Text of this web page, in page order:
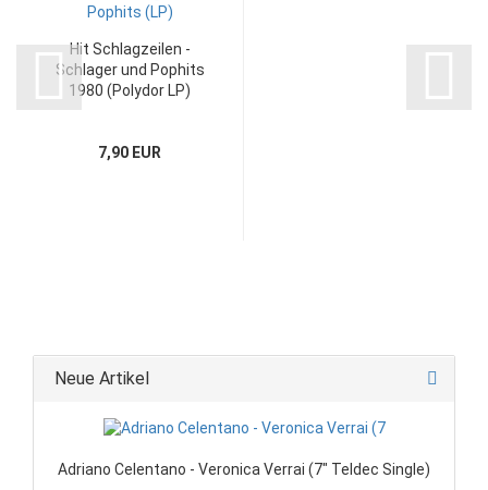
Hit Schlagzeilen -
Schlager und Pophits
1980 (Polydor LP)
7,90 EUR
Neue Artikel
Adriano Celentano - Veronica Verrai (7" Teldec Single)